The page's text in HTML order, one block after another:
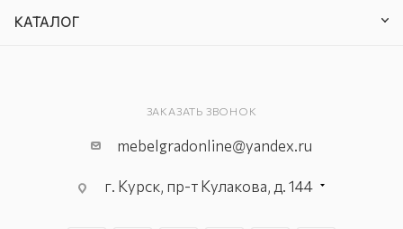
КАТАЛОГ
ЗАКАЗАТЬ ЗВОНОК
mebelgradonline@yandex.ru
г. Курск, пр-т Кулакова, д. 144